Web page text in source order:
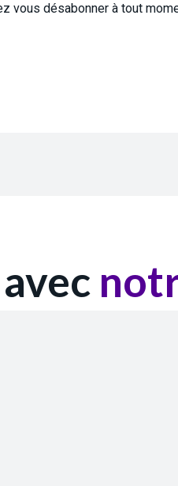
vous désabonner à tout